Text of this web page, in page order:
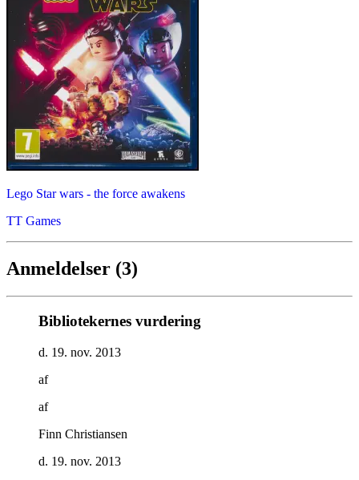
Lego Star wars - the force awakens
TT Games
Anmeldelser (3)
Bibliotekernes vurdering
d. 19. nov. 2013
af
af
Finn Christiansen
d. 19. nov. 2013